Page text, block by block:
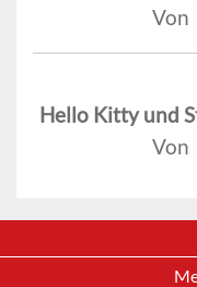
Von
Hello Kitty und
Von